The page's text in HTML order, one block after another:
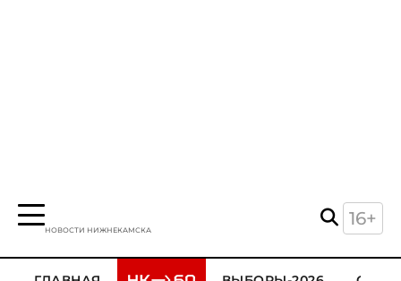
НОВОСТИ НИЖНЕКАМСКА
16+